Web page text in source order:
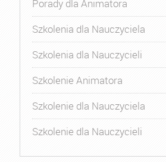
Porady dla Animatora
Szkolenia dla Nauczyciela
Szkolenia dla Nauczycieli
Szkolenie Animatora
Szkolenie dla Nauczyciela
Szkolenie dla Nauczycieli